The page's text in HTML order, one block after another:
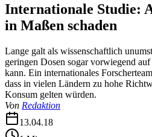
Internationale Studie:
in Maßen schaden
Lange galt als wissenschaftlich
geringen Dosen sogar vorwiegend
kann. Ein internationales
dass in vielen Ländern zu hohe
Konsum gelten würden.
Von Redaktion
13.04.18